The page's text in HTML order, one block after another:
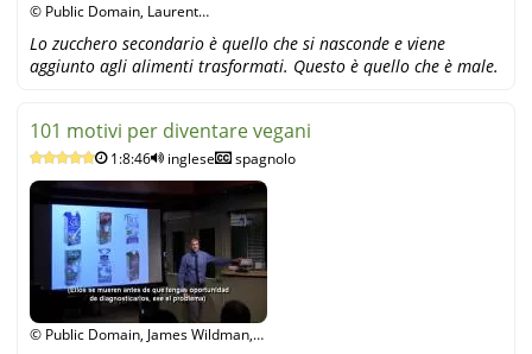
© Public Domain, Laurent
Lo zucchero secondario è quello che si nasconde e viene
aggiunto agli alimenti trasformati. Questo è quello che è male.
101 motivi per diventare vegani
1:8:46 inglese spagnolo
© Public Domain, James Wildman,